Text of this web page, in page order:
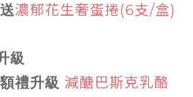
濃郁花生奢蛋捲(6支/盒)
級
禮升級 減醣巴斯克乳酪